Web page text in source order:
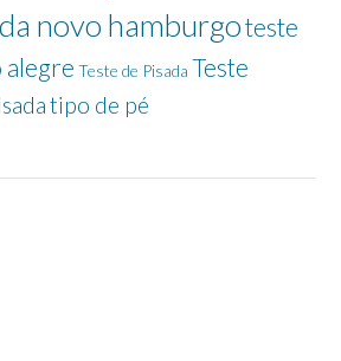
novo hamburgoteste
alegre Teste de Pisada Teste
tipo de pé